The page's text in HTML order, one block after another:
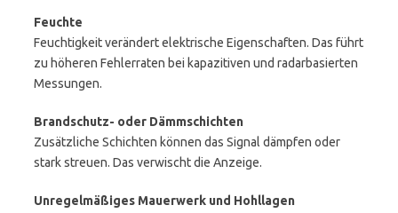
Feuchte
Feuchtigkeit verändert elektrische Eigenschaften. Das führt
zu höheren Fehlerraten bei kapazitiven und radarbasierten
Messungen.
Brandschutz- oder Dämmschichten
Zusätzliche Schichten können das Signal dämpfen oder
stark streuen. Das verwischt die Anzeige.
Unregelmäßiges Mauerwerk und Hohllagen